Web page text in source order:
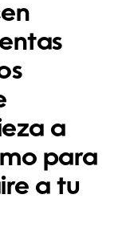
a
para
a tu